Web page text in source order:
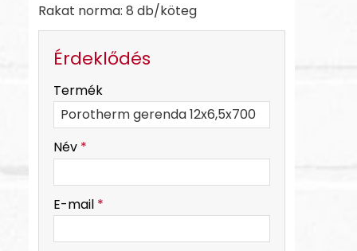
Rakat norma: 8 db/köteg
Érdeklődés
Termék
Név *
E-mail *